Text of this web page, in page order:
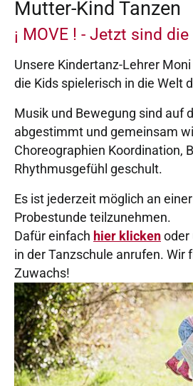
Mutter-Kind Tanzen
¡ MOVE ! - Jetzt sind
Unsere Kindertanz-Lehrer
die Kids spielerisch in die Welt
Musik und Bewegung sind auf
abgestimmt und gemeinsam
Choreographien Koordination,
Rhythmusgefühl geschult.
Es ist jederzeit möglich an
Probestunde teilzunehmen.
Dafür einfach hier klicken oder
in der Tanzschule anrufen. Wir
Zuwachs!